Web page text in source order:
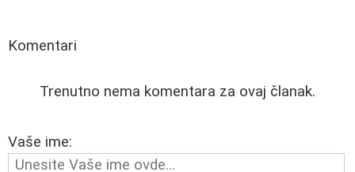
Komentari
Trenutno nema komentara za ovaj članak.
Vaše ime: